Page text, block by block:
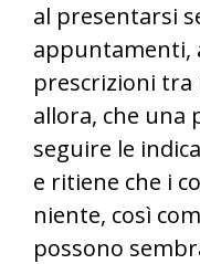
al presentarsi
appuntamenti,
prescrizioni tra
allora, che una
seguire le
e ritiene che i
niente, così
possono